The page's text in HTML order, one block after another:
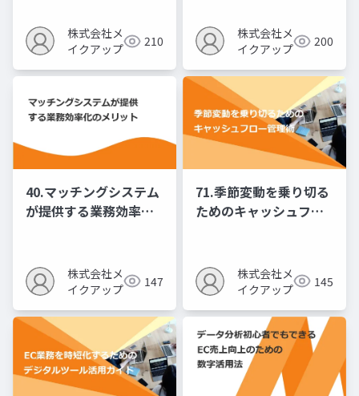
株式会社メ
イクアップ
210
株式会社メ
イクアップ
200
40.マッチングシステム
が提供する業務効率化
株式会社メ
イクアップ
147
71.季節変動を乗り切る
ためのキャッシュフロ
株式会社メ
イクアップ
145